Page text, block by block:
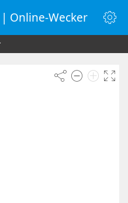
Online-Wecker